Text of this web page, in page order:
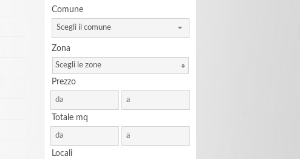
Comune
Scegli il comune
Zona
Scegli le zone
Prezzo
Totale mq
Locali